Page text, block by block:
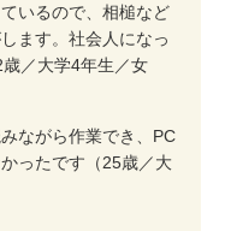
いるので、相槌など
ます。社会人になっ
／大学4年生／女
ながら作業でき、PC
ったです（25歳／大